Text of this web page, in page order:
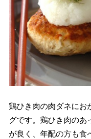
鶏ひき肉の肉ダネにお
グです。鶏ひき肉のあ
が良く、年配の方も食